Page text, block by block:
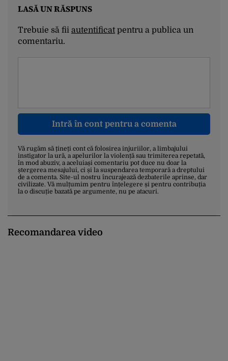
LASĂ UN RĂSPUNS
Trebuie să fii autentificatpentru a publica un
comentariu.
Intră în cont pentru a comenta
Vă rugăm să țineți cont că folosirea injuriilor, a limbajului
instigator la ură, a apelurilor la violență sau trimiterea repetată,
în mod abuziv, a aceluiași comentariu pot duce nu doar la
ștergerea mesajului, ci și la suspendarea temporară a dreptului
de a comenta. Site-ul nostru încurajează dezbaterile aprinse, dar
civilizate. Vă mulțumim pentru înțelegere și pentru contribuția
la o discuție bazată pe argumente, nu pe atacuri.
Recomandarea video